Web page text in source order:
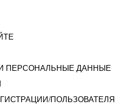
ПЕРСОНАЛЬНЫЕ ДАННЫЕ
ПОЛЬЗОВАТЕЛЯ